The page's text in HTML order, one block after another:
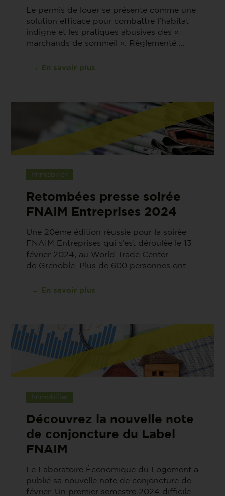
Le permis de louer se présente comme une
solution efficace pour combattre l’habitat
indigne et les pratiques abusives des «
marchands de sommeil ». Réglementé ...
→ En savoir plus
Immobilier
Retombées presse soirée
FNAIM Entreprises 2024
Une 20ème édition réussie pour la soirée
FNAIM Entreprises qui s’est déroulée le 13
février 2024, au World Trade Center
de Grenoble. Plus de 600 personnes ont ...
→ En savoir plus
Immobilier
Découvrez la nouvelle note
de conjoncture du Label
FNAIM
Le Laboratoire Économique du Logement a
publié sa nouvelle note de conjoncture de
février. Un premier semestre 2024 difficile